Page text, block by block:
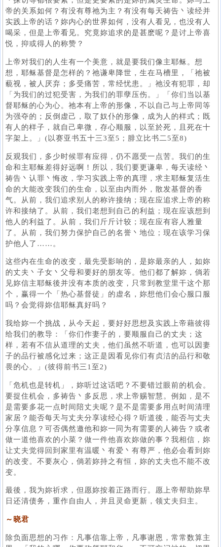
帝的关系如何？有没有尊祂为主？有没有每天祷告丶读经并
实践上帝的话？妳内心的世界如何，没有人看见，也没有人
喝采，但是上帝看见。究竟妳追求的是甚麽呢？是讨上帝喜
悦，抑或得人的称赞？
上帝对我们的人生有一个美意，就是要我们像主耶稣。想
想，耶稣基督是怎样的？祂谦卑降世，生在马槽里，「祂被
藐视，被人厌弃；多受痛苦，常经忧患。」祂没有犯罪，却
「为我们的过犯受害，为我们的罪孽压伤。」「你们当以基
督耶稣的心为心。祂本有上帝的形像，不以自己与上帝同等
为强夺的；反倒虚己，取了奴仆的形像，成为人的样式；既
有人的样子，就自己卑微，存心顺服，以至於死，且死在十
字架上。」(以赛亚书五十三3至5；腓立比书二5至8)
反观我们，多少时候罪有应得，仍不愿受一点苦。我们的生
命和主耶稣差得好远啊！所以，我们要更谦卑，每天读经丶
祷告丶认罪丶悔改，学习实践上帝的真理，求主耶稣复活生
命的大能改变我们的生命，以至由内而外，散发基督的香
气。从前，我们追求别人的称许接纳；现在应追求上帝的称
许和接纳了。从前，我们老想到自己的利益；现在应该想到
他人的利益了。从前，我们斤斤计较；现在应有容人雅量
了。从前，我们努力保护自己的名誉丶地位；现在该学习保
护他人了……。
这些内在生命的改变，最先受影响的，是妳最亲的人，如妳
的丈夫丶子女丶父母和要好的朋友等。他们都了解妳，倘若
见妳信主耶稣後并没有本质的改变，只常到教堂里干这个那
个，赢得一个「热心基督徒」的虚名，妳想他们会心服口服
吗？会觉得妳信耶稣真好吗？
我给妳一个挑战，从今天起，要好好思想及实践上帝藉彼得
给我们的教导：「你们作妻子的，要顺服自己的丈夫；这
样，若有不信从道理的丈夫，他们虽然不听道，也可以因妻
子的品行被感化过来；这正是因看见你们有贞洁的品行和敬
畏的心。」(彼得前书三1至2)
「危机也是转机」，妳听过这话吧？不要错过眼前的机会。
要捉住机会，多祷告丶多反思，求上帝赐智慧。例如，是不
是需要多花一点时间陪丈夫呢？是不是需要多用点时间清理
家居？能否每天与丈夫分享读经心得？听道後，能否与丈夫
分享信息？可否偶然邀他和妳一同为有需要的人祷告？或者
做一道他喜欢的小菜？做一件他喜欢妳做的事？我相信，妳
让丈夫觉得回到家里有温暖丶有爱丶有尊严，他必会看到妳
的改变。不要灰心，倘若妳持之有恒，妳的丈夫也不能不改
变。
最後，我为妳祈求，但愿妳按着正路而行。愿上帝帮助妳早
日还清债务，重作自由人，并且灵命更新，领丈夫归主。
～晓君
除负面思想的习作：凡事信靠上帝，凡事谢恩，常常数算主